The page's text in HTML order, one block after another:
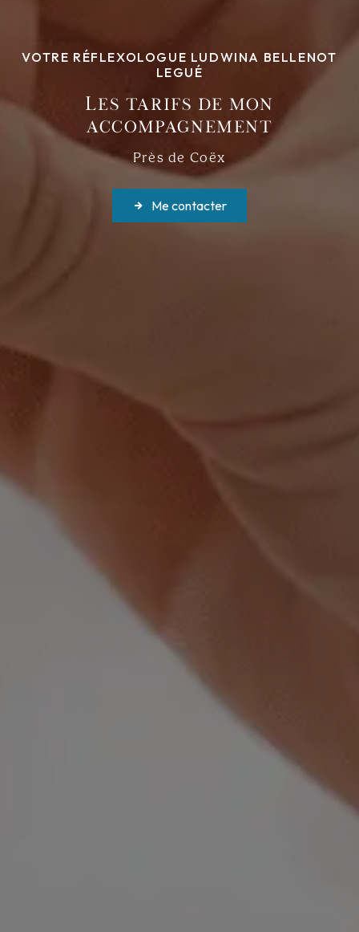
VOTRE RÉFLEXOLOGUE LUDWINA BELLENOT
LEGUÉ
Les tarifs de mon
accompagnement
Près de Coëx
Me contacter